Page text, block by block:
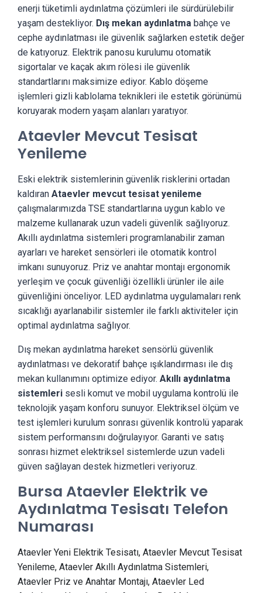
enerji tüketimli aydınlatma çözümleri ile sürdürülebilir
yaşam destekliyor. Dış mekan aydınlatma bahçe ve
cephe aydınlatması ile güvenlik sağlarken estetik değer
de katıyoruz. Elektrik panosu kurulumu otomatik
sigortalar ve kaçak akım rölesi ile güvenlik
standartlarını maksimize ediyor. Kablo döşeme
işlemleri gizli kablolama teknikleri ile estetik görünümü
koruyarak modern yaşam alanları yaratıyor.
Ataevler Mevcut Tesisat
Yenileme
Eski elektrik sistemlerinin güvenlik risklerini ortadan
kaldıran Ataevler mevcut tesisat yenileme
çalışmalarımızda TSE standartlarına uygun kablo ve
malzeme kullanarak uzun vadeli güvenlik sağlıyoruz.
Akıllı aydınlatma sistemleri programlanabilir zaman
ayarları ve hareket sensörleri ile otomatik kontrol
imkanı sunuyoruz. Priz ve anahtar montajı ergonomik
yerleşim ve çocuk güvenliği özellikli ürünler ile aile
güvenliğini önceliyor. LED aydınlatma uygulamaları renk
sıcaklığı ayarlanabilir sistemler ile farklı aktiviteler için
optimal aydınlatma sağlıyor.
Dış mekan aydınlatma hareket sensörlü güvenlik
aydınlatması ve dekoratif bahçe ışıklandırması ile dış
mekan kullanımını optimize ediyor. Akıllı aydınlatma
sistemleri sesli komut ve mobil uygulama kontrolü ile
teknolojik yaşam konforu sunuyor. Elektriksel ölçüm ve
test işlemleri kurulum sonrası güvenlik kontrolü yaparak
sistem performansını doğrulayıyor. Garanti ve satış
sonrası hizmet elektriksel sistemlerde uzun vadeli
güven sağlayan destek hizmetleri veriyoruz.
Bursa Ataevler Elektrik ve
Aydınlatma Tesisatı Telefon
Numarası
Ataevler Yeni Elektrik Tesisatı, Ataevler Mevcut Tesisat
Yenileme, Ataevler Akıllı Aydınlatma Sistemleri,
Ataevler Priz ve Anahtar Montajı, Ataevler Led